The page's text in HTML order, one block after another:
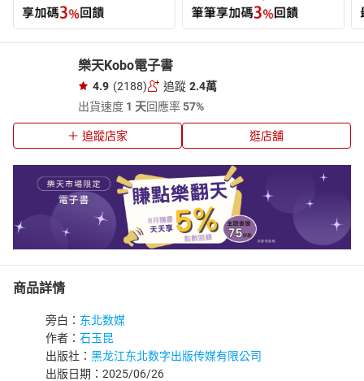
樂天Kobo電子書
4.9 (2188) 追蹤 2.4萬
出貨速度 1 天回應率57%
追蹤店家 逛店舖
商品詳情
旁白： 东北数媒
作者： 石玉昆
出版社： 黑龙江东北数字出版传媒有限公司
出版日期：2025/06/26